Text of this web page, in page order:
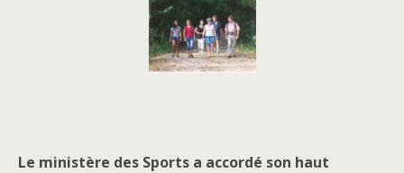
Le ministère des Sports a accordé son haut